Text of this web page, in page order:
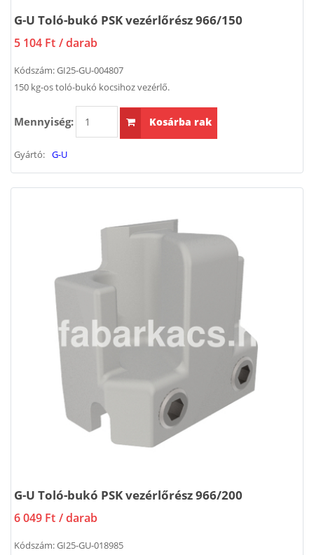
G-U Toló-bukó PSK vezérlőrész 966/150
5 104 Ft / darab
Kódszám:GI25-GU-004807
150 kg-os toló-bukó kocsihoz vezérlő.
Mennyiség: Kosárba rak
Gyártó: G-U
G-U Toló-bukó PSK vezérlőrész 966/200
6 049 Ft / darab
Kódszám:GI25-GU-018985